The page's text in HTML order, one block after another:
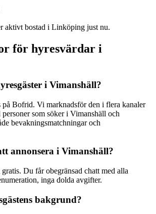
aktivt bostad i Linköping just nu.
för hyresvärdar i
i Vimanshäll?
på Bofrid. Vi marknadsför den i flera kanaler
som söker i Vimanshäll och
bevakningsmatchningar och
annonsera i Vimanshäll?
Du får obegränsad chatt med alla
inga dolda avgifter.
bakgrund?